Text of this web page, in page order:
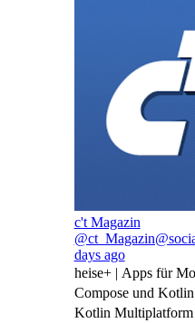
c't Magazin
days ago
heise+ | Apps für
Compose und
Kotlin Multiplatform